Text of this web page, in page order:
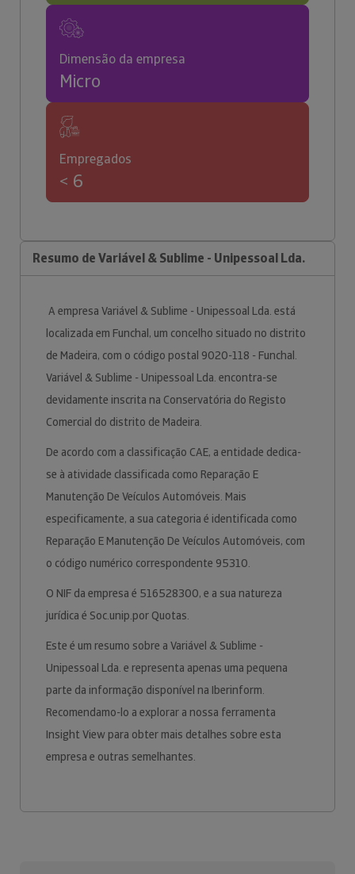
Dimensão da empresa
Micro
Empregados
< 6
Resumo de Variável & Sublime - Unipessoal Lda.
A empresa Variável & Sublime - Unipessoal Lda. está
localizada em Funchal, um concelho situado no distrito
de Madeira, com o código postal 9020-118 - Funchal.
Variável & Sublime - Unipessoal Lda. encontra-se
devidamente inscrita na Conservatória do Registo
Comercial do distrito de Madeira.
De acordo com a classificação CAE, a entidade dedica-
se à atividade classificada como Reparação E
Manutenção De Veículos Automóveis. Mais
especificamente, a sua categoria é identificada como
Reparação E Manutenção De Veículos Automóveis, com
o código numérico correspondente 95310.
O NIF da empresa é 516528300, e a sua natureza
jurídica é Soc.unip.por Quotas.
Este é um resumo sobre a Variável & Sublime -
Unipessoal Lda. e representa apenas uma pequena
parte da informação disponível na Iberinform.
Recomendamo-lo a explorar a nossa ferramenta
Insight View para obter mais detalhes sobre esta
empresa e outras semelhantes.